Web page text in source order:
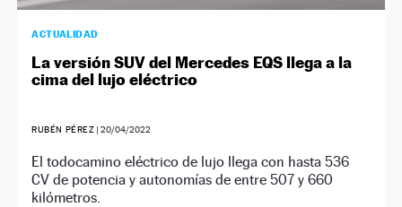
ACTUALIDAD
La versión SUV del Mercedes EQS llega a la
cima del lujo eléctrico
RUBÉN PÉREZ |20/04/2022
El todocamino eléctrico de lujo llega con hasta 536
CV de potencia y autonomías de entre 507 y 660
kilómetros.